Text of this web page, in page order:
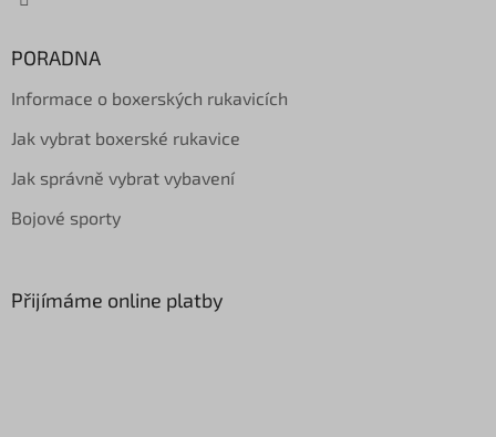
PORADNA
Informace o boxerských rukavicích
Jak vybrat boxerské rukavice
Jak správně vybrat vybavení
Bojové sporty
Přijímáme online platby